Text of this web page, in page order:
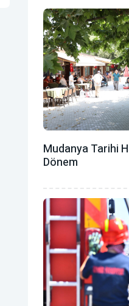
Mudanya Tarihi
Dönem